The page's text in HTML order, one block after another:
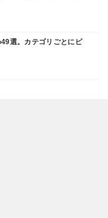
選。カテゴリごとにピ